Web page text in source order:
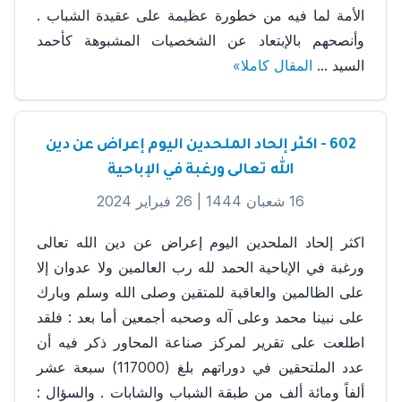
الأمة لما فيه من خطورة عظيمة على عقيدة الشباب .
وأنصحهم بالإبتعاد عن الشخصيات المشبوهة كأحمد
السيد ... المقال كاملا»
602 - اكثر إلحاد الملحدين اليوم إعراض عن دين
الله تعالى ورغبة في الإباحية
16 شعبان 1444 | 26 فبراير 2024
اكثر إلحاد الملحدين اليوم إعراض عن دين الله تعالى
ورغبة في الإباحية الحمد لله رب العالمين ولا عدوان إلا
على الظالمين والعاقبة للمتقين وصلى الله وسلم وبارك
على نبينا محمد وعلى آله وصحبه أجمعين أما بعد : فلقد
اطلعت على تقرير لمركز صناعة المحاور ذكر فيه أن
عدد الملتحقين في دوراتهم بلغ (117000) سبعة عشر
ألفاً ومائة ألف من طبقة الشباب والشابات . والسؤال :